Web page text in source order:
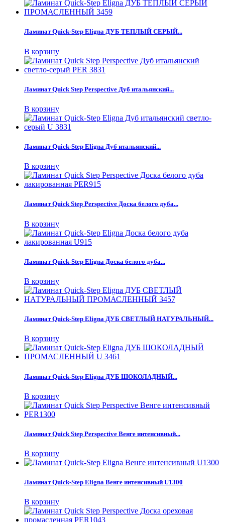
Ламинат Quick-Step Eligna ДУБ ТЕПЛЫЙ СЕРЫЙ...
В корзину
Ламинат Quick Step Perspective Дуб итальянский...
В корзину
Ламинат Quick-Step Eligna Дуб итальянский...
В корзину
Ламинат Quick Step Perspective Доска белого дуба...
В корзину
Ламинат Quick-Step Eligna Доска белого дуба...
В корзину
Ламинат Quick-Step Eligna ДУБ СВЕТЛЫЙ НАТУРАЛЬНЫЙ...
В корзину
Ламинат Quick-Step Eligna ДУБ ШОКОЛАДНЫЙ...
В корзину
Ламинат Quick Step Perspective Венге интенсивный...
В корзину
Ламинат Quick-Step Eligna Венге интенсивный U1300
В корзину